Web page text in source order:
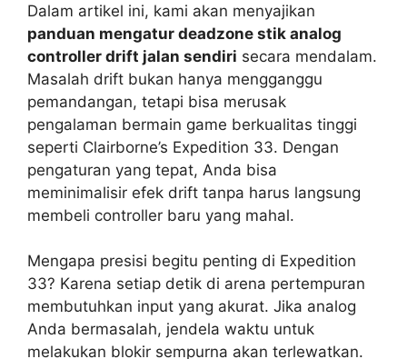
Dalam artikel ini, kami akan menyajikan
panduan mengatur deadzone stik analog
controller drift jalan sendiri secara mendalam.
Masalah drift bukan hanya mengganggu
pemandangan, tetapi bisa merusak
pengalaman bermain game berkualitas tinggi
seperti Clairborne’s Expedition 33. Dengan
pengaturan yang tepat, Anda bisa
meminimalisir efek drift tanpa harus langsung
membeli controller baru yang mahal.
Mengapa presisi begitu penting di Expedition
33? Karena setiap detik di arena pertempuran
membutuhkan input yang akurat. Jika analog
Anda bermasalah, jendela waktu untuk
melakukan blokir sempurna akan terlewatkan.